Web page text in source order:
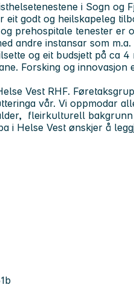
i Sogn og
godt og heilskapeleg
prehospitale tenester er
andre instansar som
og eit budsjett på ca
Forsking og innovasjon
Vest RHF.
vår. Vi oppmodar
fleirkulturell
i Helse Vest ønskjer å